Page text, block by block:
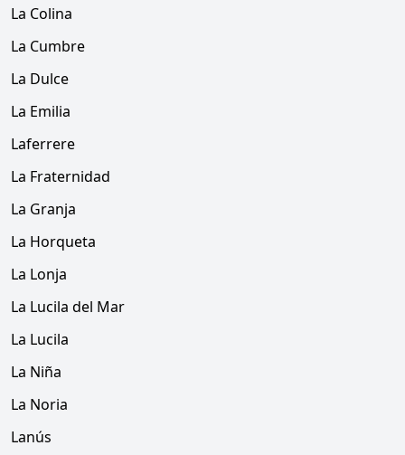
La Colina
La Cumbre
La Dulce
La Emilia
Laferrere
La Fraternidad
La Granja
La Horqueta
La Lonja
La Lucila del Mar
La Lucila
La Niña
La Noria
Lanús